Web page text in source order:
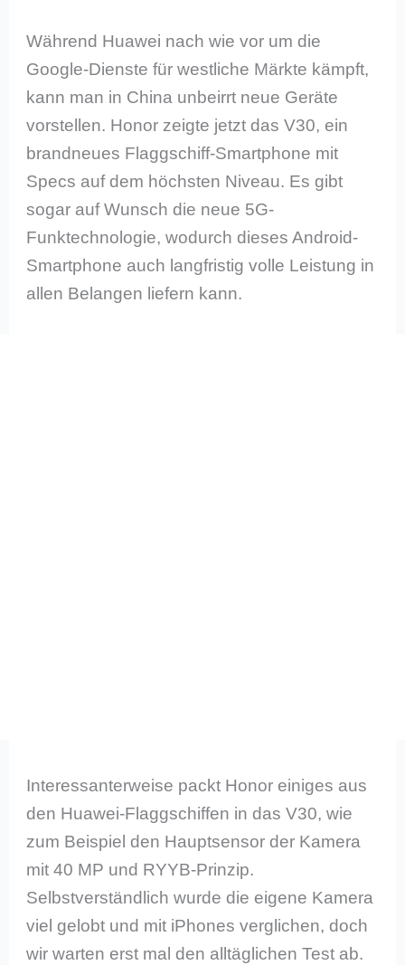
Während Huawei nach wie vor um die
Google-Dienste für westliche Märkte kämpft,
kann man in China unbeirrt neue Geräte
vorstellen. Honor zeigte jetzt das V30, ein
brandneues Flaggschiff-Smartphone mit
Specs auf dem höchsten Niveau. Es gibt
sogar auf Wunsch die neue 5G-
Funktechnologie, wodurch dieses Android-
Smartphone auch langfristig volle Leistung in
allen Belangen liefern kann.
Interessanterweise packt Honor einiges aus
den Huawei-Flaggschiffen in das V30, wie
zum Beispiel den Hauptsensor der Kamera
mit 40 MP und RYYB-Prinzip.
Selbstverständlich wurde die eigene Kamera
viel gelobt und mit iPhones verglichen, doch
wir warten erst mal den alltäglichen Test ab.